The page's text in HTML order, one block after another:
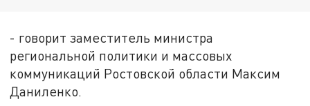
- говорит заместитель министра
региональной политики и массовых
коммуникаций Ростовской области Максим
Даниленко.